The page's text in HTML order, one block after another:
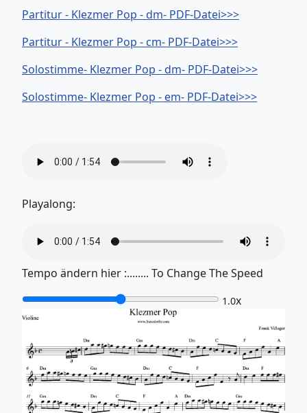
Partitur - Klezmer Pop - dm- PDF-Datei>>>
Partitur - Klezmer Pop - cm- PDF-Datei>>>
Solostimme- Klezmer Pop - dm- PDF-Datei>>>
Solostimme- Klezmer Pop - em- PDF-Datei>>>
Playalong:
Tempo ändern hier :........ To Change The Speed
1.0x